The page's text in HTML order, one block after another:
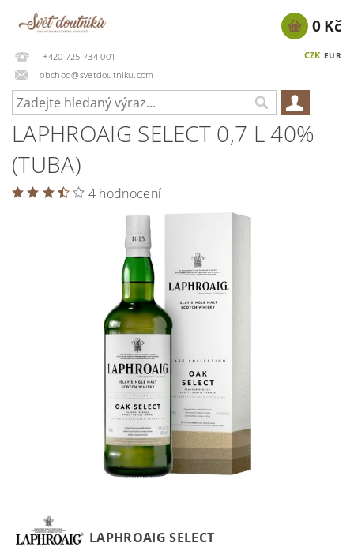
+420 725 734 001
obchod@svetdoutniku.com
CZK EUR
0 Kč
LAPHROAIG SELECT 0,7 L 40%
(TUBA)
4 hodnocení
LAPHROAIG SELECT